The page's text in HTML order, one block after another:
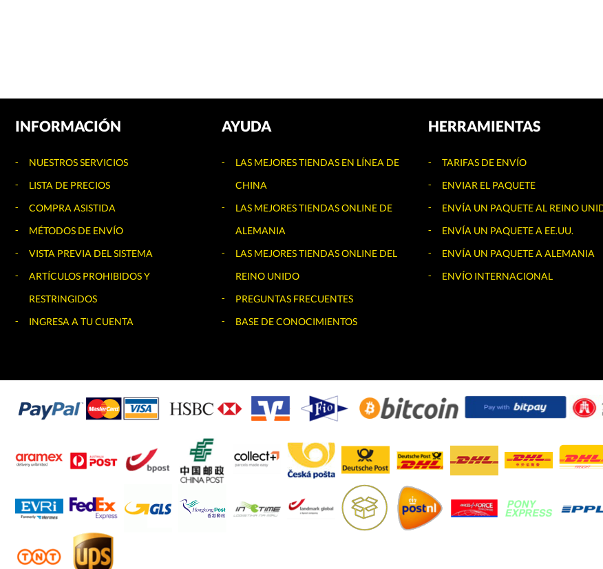
INFORMACIÓN
NUESTROS SERVICIOS
LISTA DE PRECIOS
COMPRA ASISTIDA
MÉTODOS DE ENVÍO
VISTA PREVIA DEL SISTEMA
ARTÍCULOS PROHIBIDOS Y
RESTRINGIDOS
INGRESA A TU CUENTA
AYUDA
LAS MEJORES TIENDAS EN LÍNEA DE
CHINA
LAS MEJORES TIENDAS ONLINE DE
ALEMANIA
LAS MEJORES TIENDAS ONLINE DEL
REINO UNIDO
PREGUNTAS FRECUENTES
BASE DE CONOCIMIENTOS
HERRAMIENTAS
TARIFAS DE ENVÍO
ENVIAR EL PAQUETE
ENVÍA UN PAQUETE AL REINO
ENVÍA UN PAQUETE A EE.UU.
ENVÍA UN PAQUETE A ALEMANIA
ENVÍO INTERNACIONAL